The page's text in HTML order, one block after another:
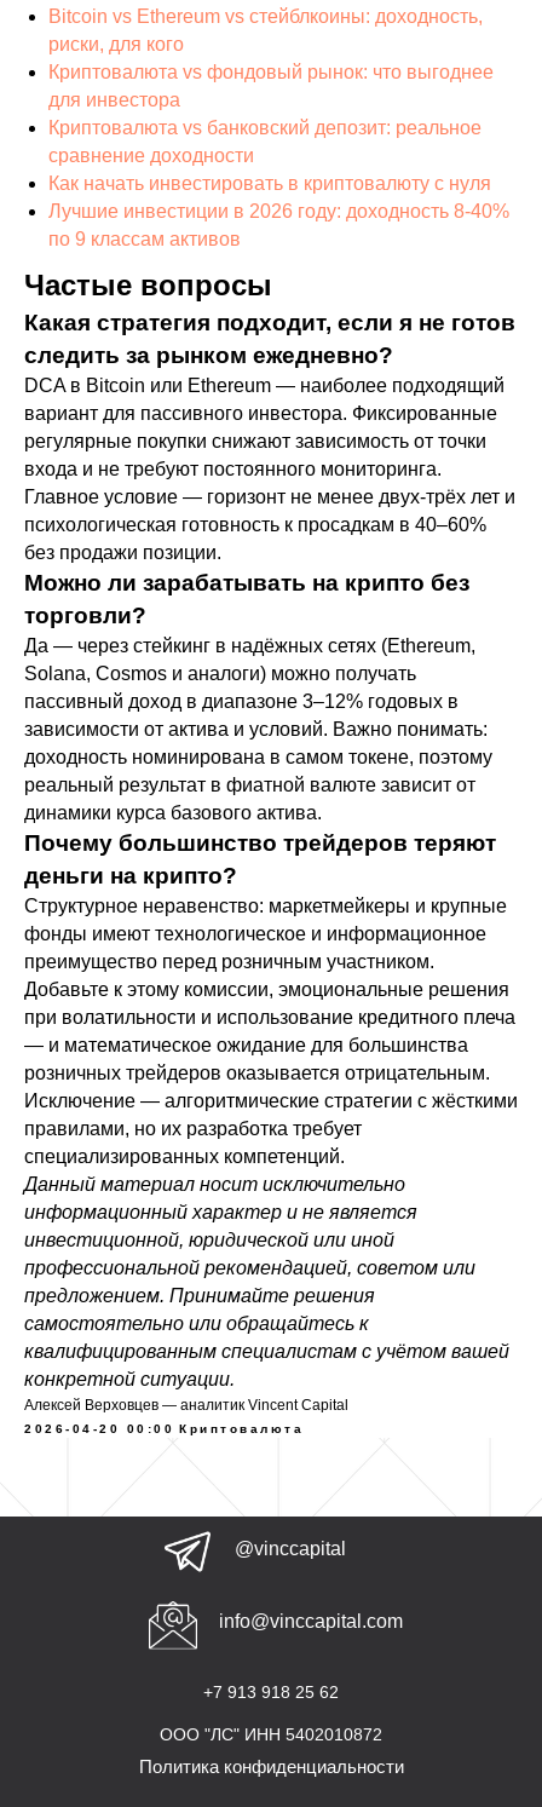
Bitcoin vs Ethereum vs стейблкоины: доходность,
риски, для кого
Криптовалюта vs фондовый рынок: что выгоднее
для инвестора
Криптовалюта vs банковский депозит: реальное
сравнение доходности
Как начать инвестировать в криптовалюту с нуля
Лучшие инвестиции в 2026 году: доходность 8-40%
по 9 классам активов
Частые вопросы
Какая стратегия подходит, если я не готов
следить за рынком ежедневно?
DCA в Bitcoin или Ethereum — наиболее подходящий
вариант для пассивного инвестора. Фиксированные
регулярные покупки снижают зависимость от точки
входа и не требуют постоянного мониторинга.
Главное условие — горизонт не менее двух-трёх лет и
психологическая готовность к просадкам в 40–60%
без продажи позиции.
Можно ли зарабатывать на крипто без
торговли?
Да — через стейкинг в надёжных сетях (Ethereum,
Solana, Cosmos и аналоги) можно получать
пассивный доход в диапазоне 3–12% годовых в
зависимости от актива и условий. Важно понимать:
доходность номинирована в самом токене, поэтому
реальный результат в фиатной валюте зависит от
динамики курса базового актива.
Почему большинство трейдеров теряют
деньги на крипто?
Структурное неравенство: маркетмейкеры и крупные
фонды имеют технологическое и информационное
преимущество перед розничным участником.
Добавьте к этому комиссии, эмоциональные решения
при волатильности и использование кредитного плеча
— и математическое ожидание для большинства
розничных трейдеров оказывается отрицательным.
Исключение — алгоритмические стратегии с жёсткими
правилами, но их разработка требует
специализированных компетенций.
Данный материал носит исключительно
информационный характер и не является
инвестиционной, юридической или иной
профессиональной рекомендацией, советом или
предложением. Принимайте решения
самостоятельно или обращайтесь к
квалифицированным специалистам с учётом вашей
конкретной ситуации.
Алексей Верховцев — аналитик Vincent Capital
2026-04-20 00:00 Криптовалюта
ООО "ЛС" ИНН 5402010872
+7 913 918 25 62
@vinccapital
info@vinccapital.com
Политика конфиденциальности